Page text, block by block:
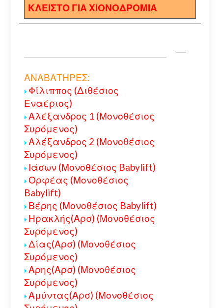
ΚΛΕΙΣΤΟ ΓΙΑ ΧΙΟΝΟΔΡΟΜΙΑ
ΑΝΑΒΑΤΗΡΕΣ:
Φίλιππος (Διθέσιος
Εναέριος)
Αλέξανδρος 1 (Μονοθέσιος
Συρόμενος)
Αλέξανδρος 2 (Μονοθέσιος
Συρόμενος)
Ιάσων (Μονοθέσιος Babylift)
Ορφέας (Μονοθέσιος
Babylift)
Βέρης (Μονοθέσιος Babylift)
Ηρακλής(Αρσ) (Μονοθέσιος
Συρόμενος)
Δίας(Αρσ) (Μονοθέσιος
Συρόμενος)
Αρης(Αρσ) (Μονοθέσιος
Συρόμενος)
Αμύντας(Αρσ) (Μονοθέσιος